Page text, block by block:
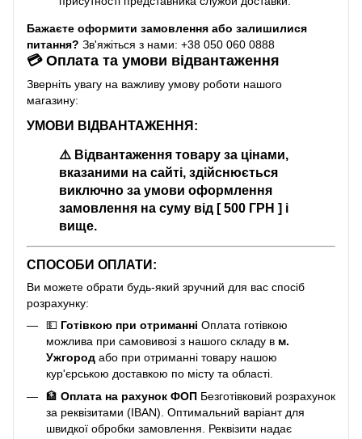
Бажаєте оформити замовлення або залишилися
питання? Зв'яжіться з нами: +38 050 060 0888
💳 Оплата та умови відвантаження
Зверніть увагу на важливу умову роботи нашого
магазину:
УМОВИ ВІДВАНТАЖЕННЯ:
⚠️ Відвантаження товару за цінами,
вказаними на сайті, здійснюється
виключно за умови оформлення
замовлення на суму від [ 500 ГРН ] і
вище.
СПОСОБИ ОПЛАТИ:
Ви можете обрати будь-який зручний для вас спосіб
розрахунку:
💵 Готівкою при отриманні Оплата готівкою
можлива при самовивозі з нашого складу в м.
Ужгород або при отриманні товару нашою
кур'єрською доставкою по місту та області.
🏦 Оплата на рахунок ФОП Безготівковий розрахунок
за реквізитами (IBAN). Оптимальний варіант для
швидкої обробки замовлення. Реквізити надає